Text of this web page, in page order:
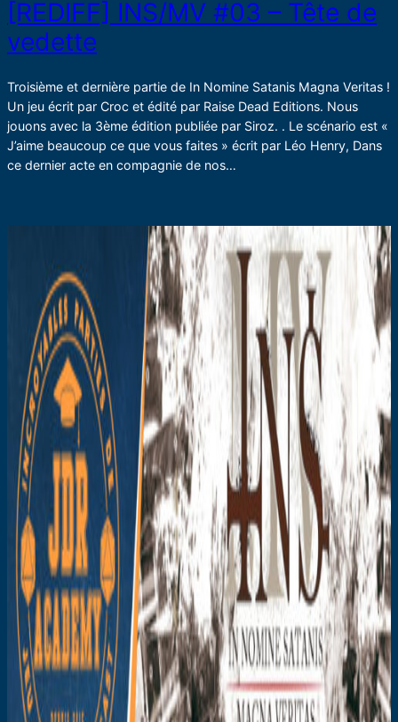
[REDIFF] INS/MV #03 – Tête de
vedette
Troisième et dernière partie de In Nomine Satanis Magna Veritas !
Un jeu écrit par Croc et édité par Raise Dead Editions. Nous
jouons avec la 3ème édition publiée par Siroz. . Le scénario est «
J’aime beaucoup ce que vous faites » écrit par Léo Henry, Dans
ce dernier acte en compagnie de nos…